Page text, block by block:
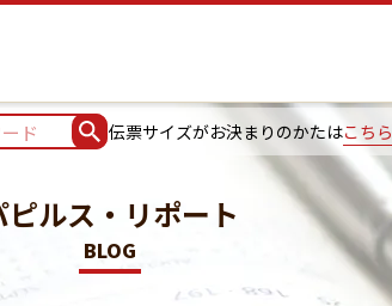
伝票サイズがお決まりのかたはこちら
ピルス・リポート
BLOG